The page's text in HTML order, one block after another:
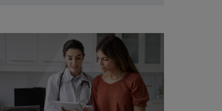
numérique : entre innovations concrètes et